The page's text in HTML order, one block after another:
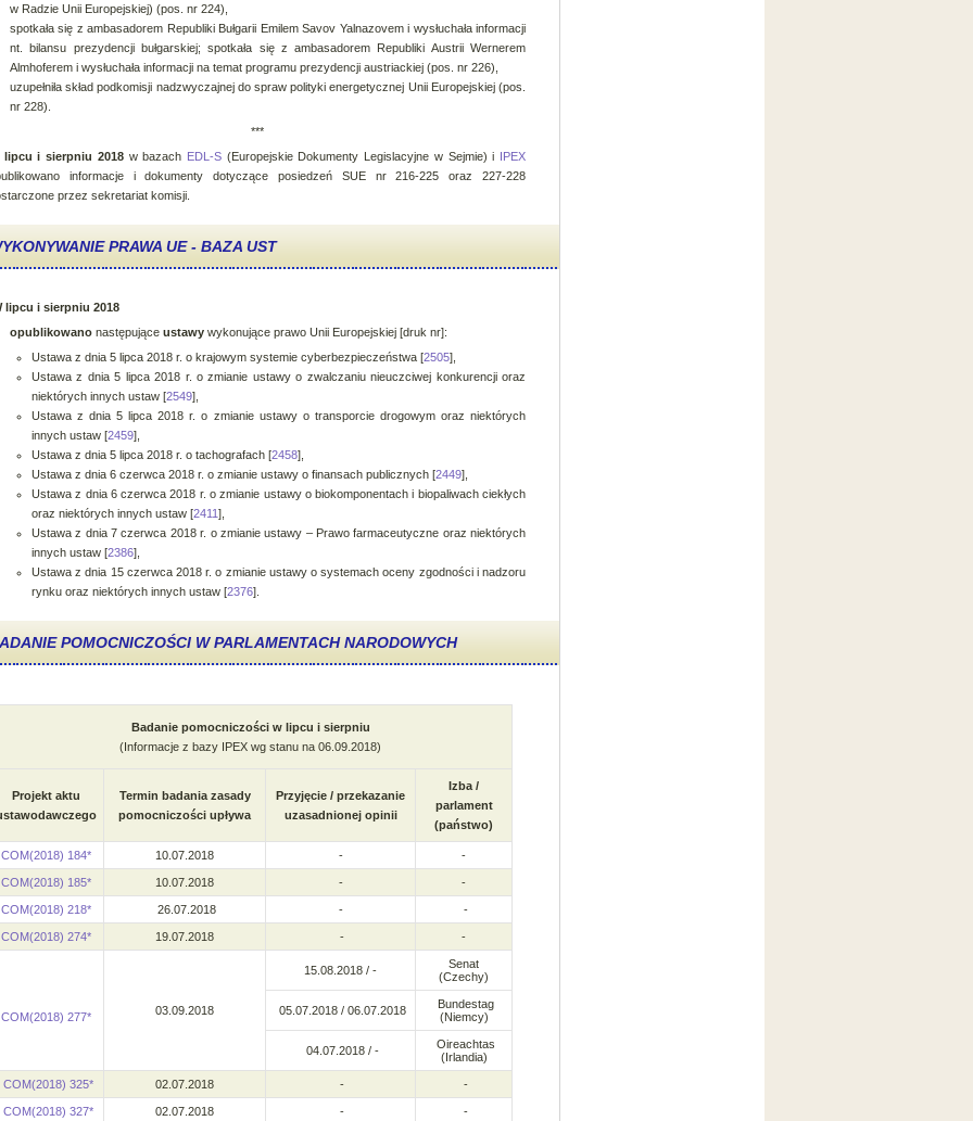
w Radzie Unii Europejskiej) (pos. nr 224),
spotkała się z ambasadorem Republiki Bułgarii Emilem Savov Yalnazovem i wysłuchała informacji
nt. bilansu prezydencji bułgarskiej; spotkała się z ambasadorem Republiki Austrii Wernerem
Almhoferem i wysłuchała informacji na temat programu prezydencji austriackiej (pos. nr 226),
uzupełniła skład podkomisji nadzwyczajnej do spraw polityki energetycznej Unii Europejskiej (pos.
nr 228).
***
lipcu i sierpniu 2018w bazach EDL-S (Europejskie Dokumenty Legislacyjne w Sejmie) i IPEX
informacje i dokumenty dotyczące posiedzeń SUE nr 216-225 oraz 227-228
przez sekretariat komisji.
PRAWA UE - BAZA UST
lipcu i sierpniu 2018
opublikowano następujące ustawy wykonujące prawo Unii Europejskiej [druk nr]:
Ustawa z dnia 5 lipca 2018 r. o krajowym systemie cyberbezpieczeństwa [2505],
Ustawa z dnia 5 lipca 2018 r. o zmianie ustawy o zwalczaniu nieuczciwej konkurencji oraz
niektórych innych ustaw [2549],
Ustawa z dnia 5 lipca 2018 r. o zmianie ustawy o transporcie drogowym oraz niektórych
innych ustaw [2459],
Ustawa z dnia 5 lipca 2018 r. o tachografach [2458],
Ustawa z dnia 6 czerwca 2018 r. o zmianie ustawy o finansach publicznych [2449],
Ustawa z dnia 6 czerwca 2018 r. o zmianie ustawy o biokomponentach i biopaliwach ciekłych
oraz niektórych innych ustaw [2411],
Ustawa z dnia 7 czerwca 2018 r. o zmianie ustawy – Prawo farmaceutyczne oraz niektórych
innych ustaw [2386],
Ustawa z dnia 15 czerwca 2018 r. o zmianie ustawy o systemach oceny zgodności i nadzoru
rynku oraz niektórych innych ustaw [2376].
POMOCNICZOŚCI W PARLAMENTACH NARODOWYCH
Badanie pomocniczości w lipcu i sierpniu
(Informacje z bazy IPEX wg stanu na 06.09.2018)
Projekt aktu
Termin badania zasady
pomocniczości upływa
Przyjęcie / przekazanie
uzasadnionej opinii
Izba /
parlament
(państwo)
COM(2018) 184* 10.07.2018 - -
COM(2018) 185* 10.07.2018 - -
COM(2018) 218* 26.07.2018 - -
COM(2018) 274* 19.07.2018 - -
COM(2018) 277* 03.09.2018
15.08.2018 / -
Senat
(Czechy)
05.07.2018 / 06.07.2018
Bundestag
(Niemcy)
04.07.2018 / -
Oireachtas
(Irlandia)
COM(2018) 325* 02.07.2018 - -
COM(2018) 327* 02.07.2018 - -